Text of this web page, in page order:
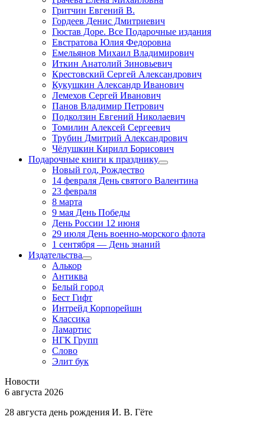
Гритчин Евгений В.
Гордеев Денис Дмитриевич
Гюстав Доре. Все Подарочные издания
Евстратова Юлия Федоровна
Емельянов Михаил Владимирович
Иткин Анатолий Зиновьевич
Крестовский Сергей Александрович
Кукушкин Александр Иванович
Лемехов Сергей Иванович
Панов Владимир Петрович
Подколзин Евгений Николаевич
Томилин Алексей Сергеевич
Трубин Дмитрий Александрович
Чёлушкин Кирилл Борисович
Подарочные книги к празднику
Новый год, Рождество
14 февраля День святого Валентина
23 февраля
8 марта
9 мая День Победы
День России 12 июня
29 июля День военно-морского флота
1 сентября — День знаний
Издательства
Алькор
Антиква
Белый город
Бест Гифт
Интрейд Корпорейшн
Классика
Ламартис
НГК Групп
Слово
Элит бук
Новости
6 августа 2026
28 августа день рождения И. В. Гёте